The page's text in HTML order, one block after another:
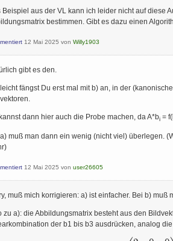
Beispiel aus der VL kann ich leider nicht auf diese
bestimmen. Gibt es dazu einen
12 Mai 2025 von Willy1903
gibt es den.
fängst Du erst mal mit b) an, in der
dann hier auch die Probe machen, da A*bi =
muß man dann ein wenig (nicht viel) überlegen.
12 Mai 2025 von user26605
muß mich korrigieren: a) ist einfacher. Bei b)
zu a): die Abbildungsmatrix besteht aus den
der b1 bis b3 ausdrücken, analog